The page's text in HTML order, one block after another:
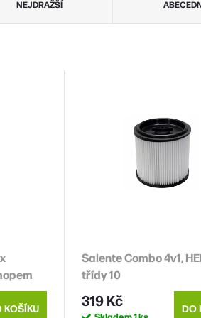
NEJDRAŽŠÍ
KOŠÍKU
Salente Combo 4v1,
třídy 10
319 Kč DO